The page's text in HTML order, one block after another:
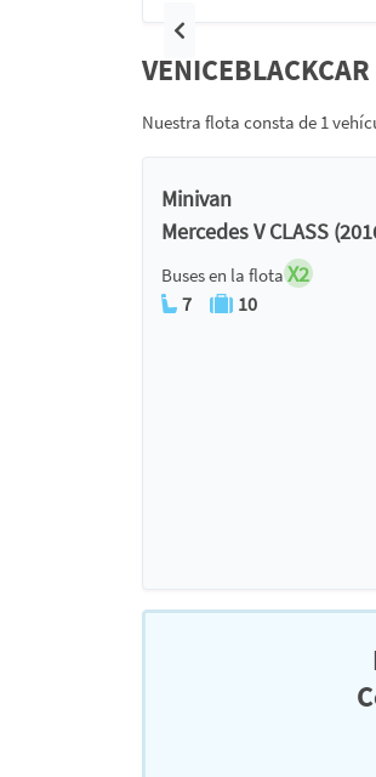
Anterior
Nuestra flota consta de 1
Minivan
Mercedes V CLASS
Buses en la flota X2
7 10